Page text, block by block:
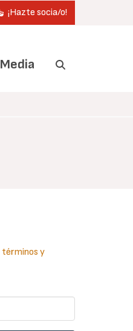
¡Hazte socia/o!
Media
términos y